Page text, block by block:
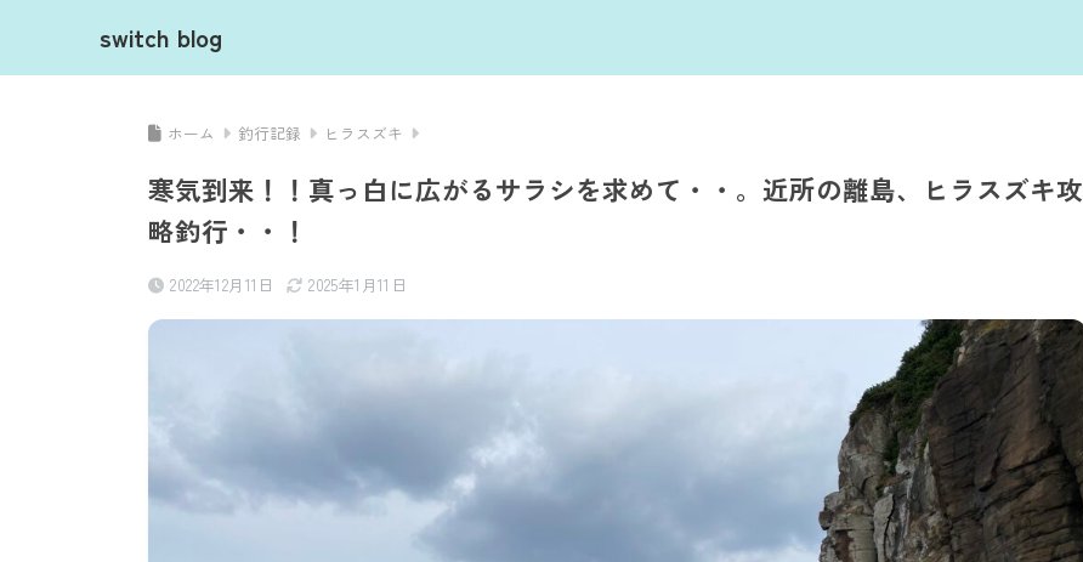
switch blog
ホーム 釣行記録 ヒラスズキ
寒気到来！！真っ白に広がるサラシを求めて・・。近所の離島、ヒラスズキ攻
略釣行・・！
2022年12月11日 2025年1月11日